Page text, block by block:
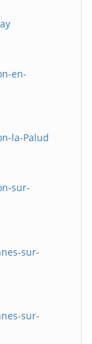
en-
la-Palud
sur-
sur-
sur-